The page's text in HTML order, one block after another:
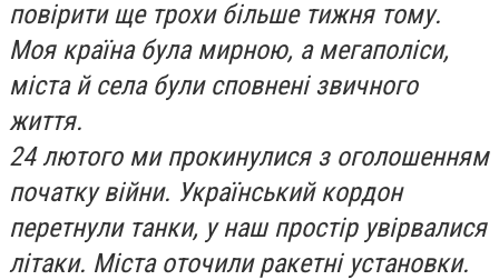
повірити ще трохи більше тижня тому.
Моя країна була мирною, а мегаполіси,
міста й села були сповнені звичного
життя.
24 лютого ми прокинулися з оголошенням
початку війни. Український кордон
перетнули танки, у наш простір увірвалися
літаки. Міста оточили ракетні установки.